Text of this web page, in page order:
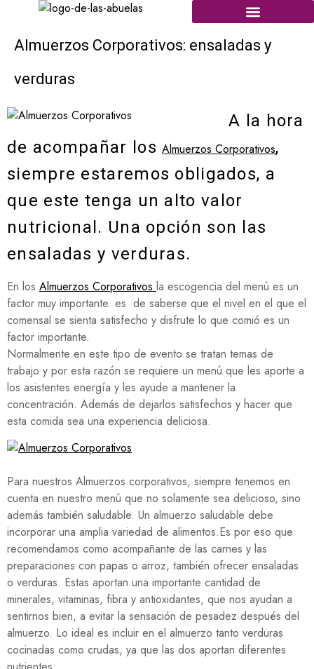
Almuerzos Corporativos: ensaladas y
verduras
A la hora
de acompañar losAlmuerzos Corporativos,
siempre estaremos obligados, a
que este tenga un alto valor
nutricional. Una opción son las
ensaladas y verduras.
En los Almuerzos Corporativos la escogencia del menú es un
factor muy importante. es de saberse que el nivel en el que el
comensal se sienta satisfecho y disfrute lo que comió es un
factor importante.
Normalmente en este tipo de evento se tratan temas de
trabajo y por esta razón se requiere un menú que les aporte a
los asistentes energía y les ayude a mantener la
concentración. Además de dejarlos satisfechos y hacer que
esta comida sea una experiencia deliciosa.
Para nuestros Almuerzos corporativos, siempre tenemos en
cuenta en nuestro menú que no solamente sea delicioso, sino
además también saludable. Un almuerzo saludable debe
incorporar una amplia variedad de alimentos.Es por eso que
recomendamos como acompañante de las carnes y las
preparaciones con papas o arroz, también ofrecer ensaladas
o verduras. Estas aportan una importante cantidad de
minerales, vitaminas, fibra y antioxidantes, que nos ayudan a
sentirnos bien, a evitar la sensación de pesadez después del
almuerzo. Lo ideal es incluir en el almuerzo tanto verduras
cocinadas como crudas, ya que las dos aportan diferentes